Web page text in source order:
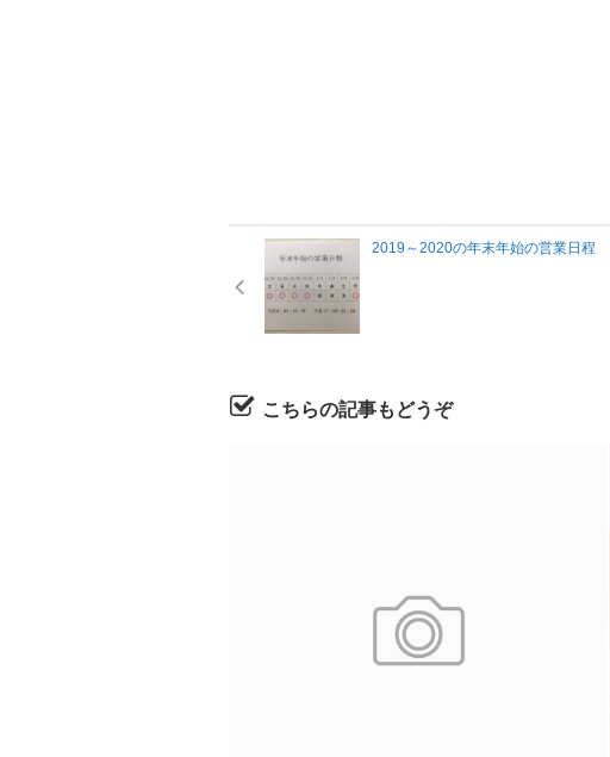
2019～2020の年末年始の営業日程
こちらの記事もどうぞ